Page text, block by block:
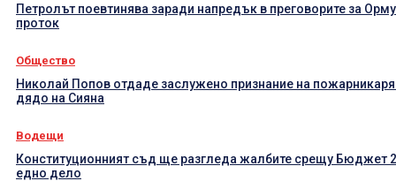
Петролът поевтинява заради напредък в преговорите за
проток
Общество
Николай Попов отдаде заслужено признание на
дядо на Сияна
Водещи
Конституционният съд ще разгледа жалбите срещу Бюджет
едно дело